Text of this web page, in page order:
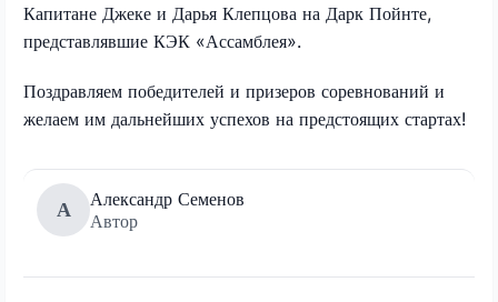
Капитане Джеке и Дарья Клепцова на Дарк Пойнте,
представлявшие КЭК «Ассамблея».
Поздравляем победителей и призеров соревнований и
желаем им дальнейших успехов на предстоящих стартах!
А
Александр Семенов
Автор